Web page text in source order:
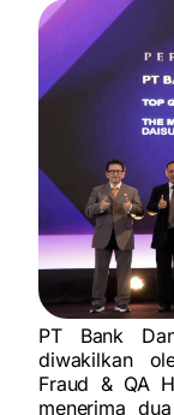
PT Bank
diwakilkan
Fraud & QA
menerima